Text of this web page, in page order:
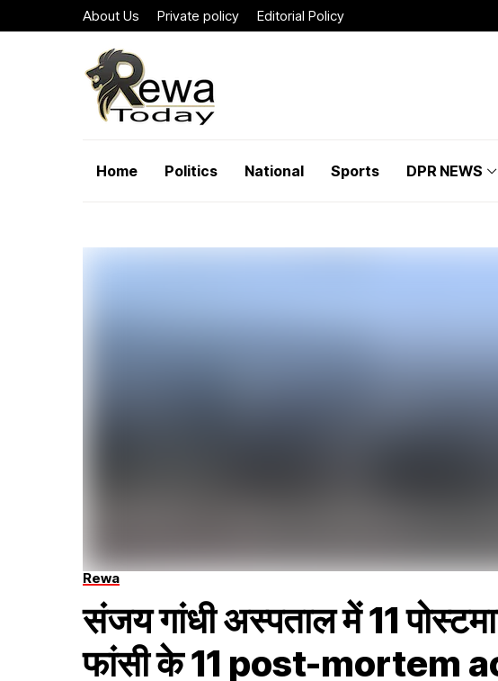
About Us Private policy Editorial Policy
Home Politics National Sports DPR NEWS
Rewa
संजय गांधी अस्पताल में 11
फांसी के 11 post-mortem